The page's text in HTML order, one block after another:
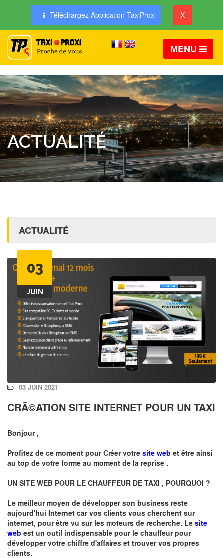
📱 Téléchargez Application TaxiProxi X
MENU
ACTUALITÉ
ACTUALITÉ
03
JUIN
03 JUIN 2021
CRÃ©ATION SITE INTERNET POUR UN TAXI
Bonjour ,
Profitez de ce moment pour Créer votre site web et être ainsi
au top de votre forme au moment de la reprise .
UN SITE WEB POUR LE CHAUFFEUR DE TAXI , POURQUOI ?
Le meilleur moyen de développer son business reste
aujourd'hui Internet car vos clients vous cherchent sur
internet, pour être vu sur les moteurs de recherche. Le site
web est un outil indispensable pour le chauffeur pour
développer votre chiffre d'affaires et trouver vos propres
clients.